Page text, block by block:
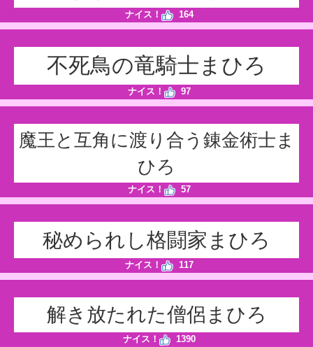
ナイス！ 164
不死鳥の竜騎士まひろ
ナイス！ 97
魔王と互角に渡り合う錬金術士ま
ひろ
ナイス！ 57
秘められし格闘家まひろ
ナイス！ 117
解き放たれた僧侶まひろ
ナイス！ 1390